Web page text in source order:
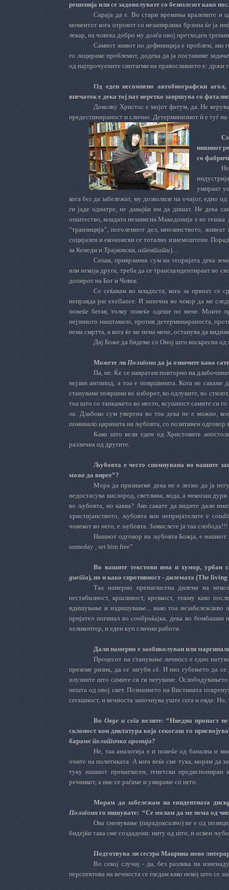
решенија или се задоволувате со безизлезот како
Скраја да е. Во стари времиња кралевите и
моментот кога отровот со незапирлива брзина ќе ја
лекар, на човека добро му доаѓа овој претходен
Самиот живот по дефиниција е проблем, ако
го лоцираме проблемот, додека да ја поставиме
од најпрочуените синтагми на православието е: држи
Од еден несомнено автобиографски
впечаток е дека тој пат неретко завршува со
Доколку Христос е мојот фатум, да. Не
предестинираност и слично. Детерминизмот ѝ е туѓ
нивниот
со
умираат
кога без да забележат, му дозволиле на очајот, едно
ги јаде однатре, не давајќи им да дишат. Не дека
општество, младата независна Македонија е во тешка
“транзиција”, поголемиот дел, мнозинството,
социјален и економски се тотално изнемоштени.
за Кенеди и Трајковски, атентати)...
Сепак, приврзаник сум на теоријата дека
или некоја друга, треба да се трансцендентираат во
допирот на Бог и Човек.
Се сеќавам во младоста, кога за првпат се
неправда par exellance. И започна во чекор да ме
повеќе бегав, толку повеќе одеше по мене. Моите
нејзиното ништавило, против детерминираноста,
нема смртта, а кога ќе ме нема мене, останува да
Дај Боже да бидеме со Оној што воскресна од
Можете ли Полигони да ја означите како
Па, не. Ќе се навратам повторно на
нејзин антипод, а тоа е површината. Кога не сакаме
стануваме површни во изборот, во одлуките, во
тоа што со тапкањето во место, всушност самите си
ли. Длабоко сум уверена во тоа дека не е можно,
поминало царината на љубовта, со позитивен
Како што вели еден од Христовите
различна од другите.
Љубовта е често спомнувана во вашите
може да вирее”?
Мора да признаеме дека не е лесно да ја
недостасува кислород, светлина, вода, а некогаш
во љубовта, но каква? Ако сакате да видите дали
христијанството, љубовта кон непријателите е
човекот во него, е љубовта. Замислете ја таа
Нашиот одговор на љубовта Божја, е
someday , set him free”
Во вашите текстови има и хумор, урбан
диета), но и како спротивност - дилемата (The
Таа намерно пренагласена дилема на
нестабилност, кршливост, кревкост, токму како
вдишување и издишување... иако тоа незабележливо
пријател погинал во сообраќајка, дека во бомбашки
хеликоптер, и еден куп слични работи.
Дали намерно е заобиколуван или
Процесот на станување личност е едно
преземе ризик, да се загуби сè. И низ губењето да
илузиите што самите си ги негуваме.
нешта од овој свет. Познанието на Вистината
сегашност, и вечноста започнува уште сега и овде.
ВоОвде и сега велите: “Ниедна пропаст
склоност кон диктатура која секогаш го
бараме политичка иронија?
Не, таа аналогија е и повеќе од банална и
очите на политиката. А кога веќе сме тука, морам да
туку нашиот пренагласен, генетски
речникот, а ние се раѓаме и умираме со него.
Морам да забележам на евидентната
Полигони го пишувате: “Се молам да ме нема од
Ова снемување (парадоксално) не е од
бидејќи така сме создадени: ниту од што, и освен
Подготвува ли сестра Макрина ново
Во секој случај - да, без разлика на
перспектива на вечноста се гледам како некој што се